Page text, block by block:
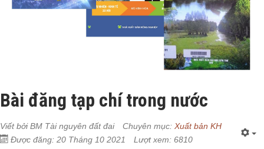
Bài đăng tạp chí trong nước
Viết bởiBM Tài nguyên đất đai Chuyên mục: Xuất bản KH
Được đăng: 20 Tháng 10 2021
Lượt xem: 6810